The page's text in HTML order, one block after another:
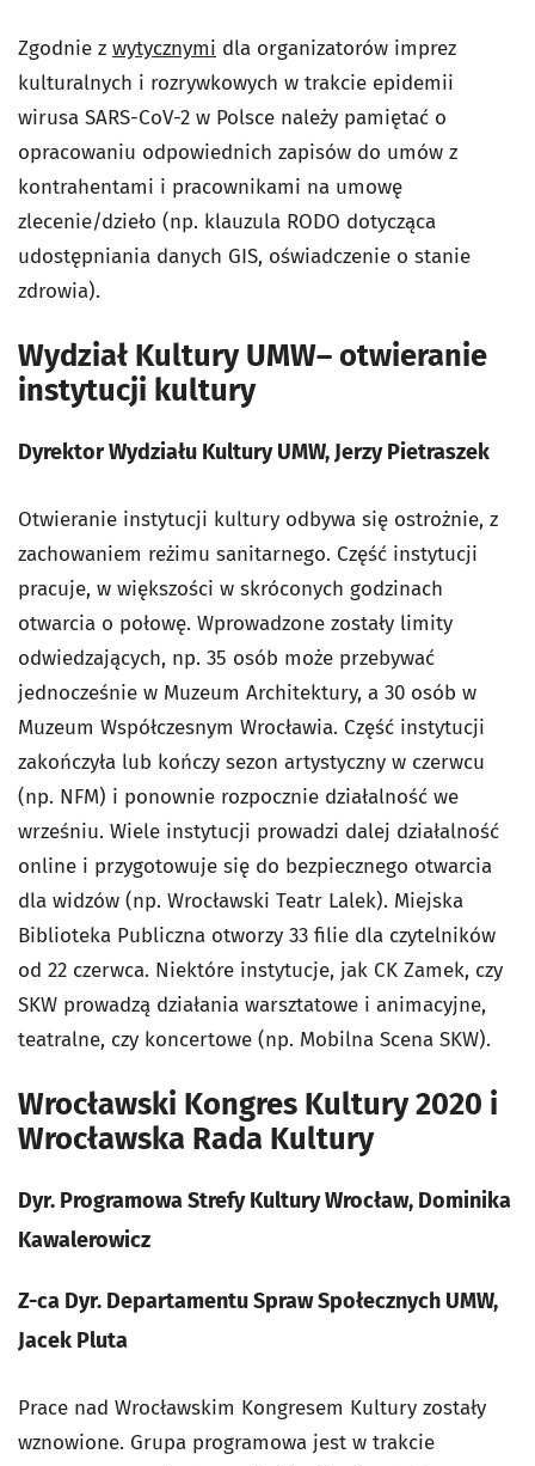
Zgodnie z wytycznymi dla organizatorów imprez
kulturalnych i rozrywkowych w trakcie epidemii
wirusa SARS-CoV-2 w Polsce należy pamiętać o
opracowaniu odpowiednich zapisów do umów z
kontrahentami i pracownikami na umowę
zlecenie/dzieło (np. klauzula RODO dotycząca
udostępniania danych GIS, oświadczenie o stanie
zdrowia).
Wydział Kultury UMW– otwieranie
instytucji kultury
Dyrektor Wydziału Kultury UMW, Jerzy Pietraszek
Otwieranie instytucji kultury odbywa się ostrożnie, z
zachowaniem reżimu sanitarnego. Część instytucji
pracuje, w większości w skróconych godzinach
otwarcia o połowę. Wprowadzone zostały limity
odwiedzających, np. 35 osób może przebywać
jednocześnie w Muzeum Architektury, a 30 osób w
Muzeum Współczesnym Wrocławia. Część instytucji
zakończyła lub kończy sezon artystyczny w czerwcu
(np. NFM) i ponownie rozpocznie działalność we
wrześniu. Wiele instytucji prowadzi dalej działalność
online i przygotowuje się do bezpiecznego otwarcia
dla widzów (np. Wrocławski Teatr Lalek). Miejska
Biblioteka Publiczna otworzy 33 filie dla czytelników
od 22 czerwca. Niektóre instytucje, jak CK Zamek, czy
SKW prowadzą działania warsztatowe i animacyjne,
teatralne, czy koncertowe (np. Mobilna Scena SKW).
Wrocławski Kongres Kultury 2020 i
Wrocławska Rada Kultury
Dyr. Programowa Strefy Kultury Wrocław, Dominika
Kawalerowicz
Z-ca Dyr. Departamentu Spraw Społecznych UMW,
Jacek Pluta
Prace nad Wrocławskim Kongresem Kultury zostały
wznowione. Grupa programowa jest w trakcie